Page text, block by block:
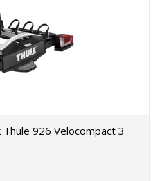
926 Velocompact 3